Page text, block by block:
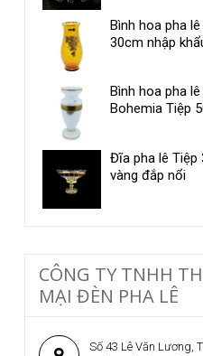
Bình hoa pha
30cm nhập
Bình hoa pha
Bohemia Tiệp
Đĩa pha lê Tiệp
vàng đắp nổi
CÔNG TY TNHH
MẠI ĐÈN PHA LÊ
Số 43 Lê Văn Lương,